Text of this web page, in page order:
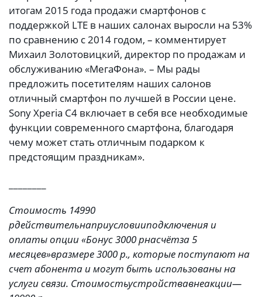
итогам 2015 года продажи смартфонов с
поддержкой LTE в наших салонах выросли на 53%
по сравнению с 2014 годом, – комментирует
Михаил Золотовицкий, директор по продажам и
обслуживанию «МегаФона». – Мы рады
предложить посетителям наших салонов
отличный смартфон по лучшей в России цене.
Sony Xperia C4 включает в себя все необходимые
функции современного смартфона, благодаря
чему может стать отличным подарком к
предстоящим праздникам».
Стоимость 14990
рдействительнаприусловииподключения и
оплаты опции «Бонус 3000рнасчётза5
месяцев»вразмере3000р., которые поступают на
счет абонента и могут быть использованы на
услуги связи. Стоимостьустройствавнеакции—